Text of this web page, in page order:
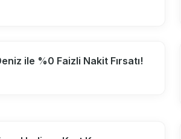
ile %0 Faizli Nakit Fırsatı!